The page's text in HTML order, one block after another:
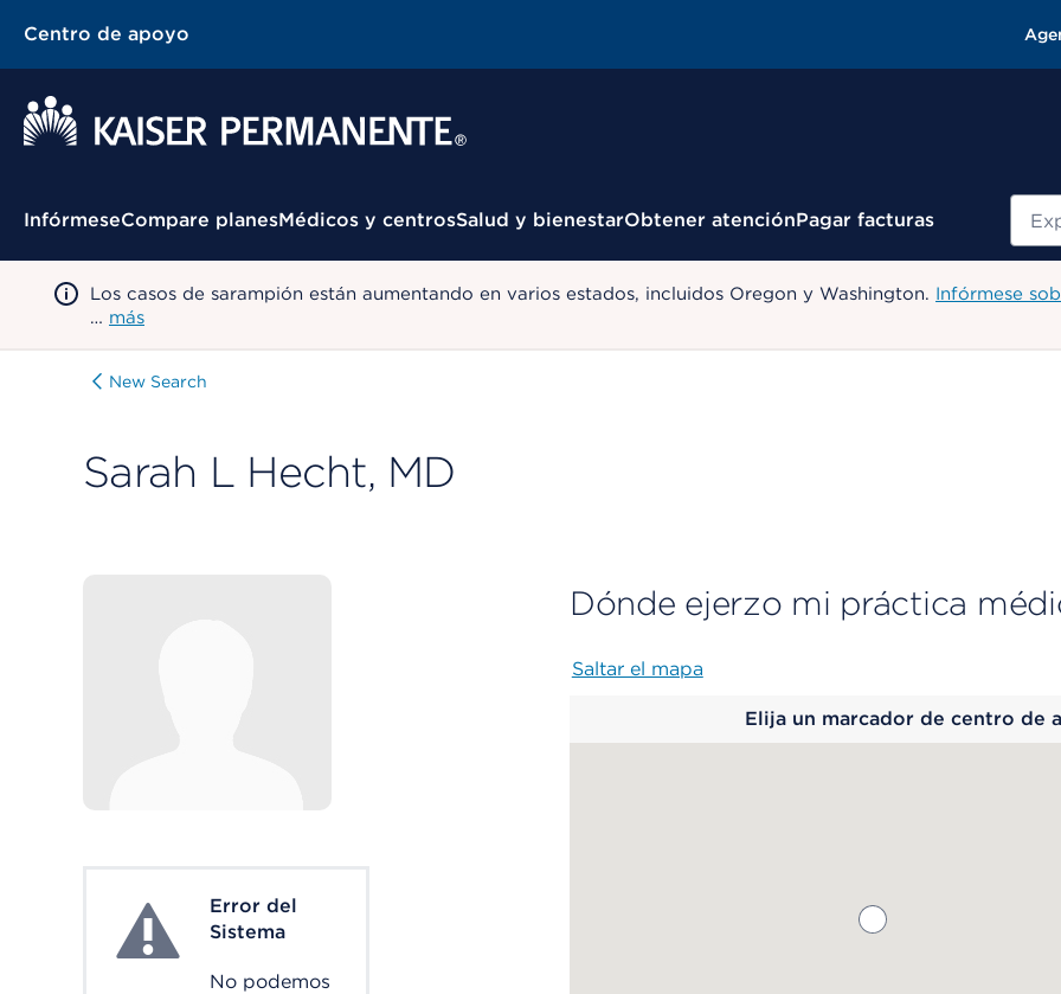
Centro de apoyo
Menú contextual
InfórmeseCompare planesMédicos y centrosSalud y bienestarObtener atenciónPagar facturas
Los casos de sarampión están aumentando en varios estados, incluidos Oregon y Washington. Infórmese
… más
New Search
Sarah L Hecht, MD
System ErrorError del
Sistema
No podemos
Dónde ejerzo mi práctica
Saltar el mapa
Elija un marcador de centro de